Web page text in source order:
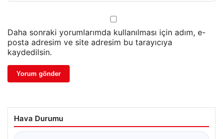
Daha sonraki yorumlarımda kullanılması için adım, e-
posta adresim ve site adresim bu tarayıcıya
kaydedilsin.
Hava Durumu